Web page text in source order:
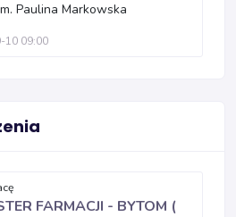
Paulina Markowska
10 09:00
FARMACJI - BYTOM (